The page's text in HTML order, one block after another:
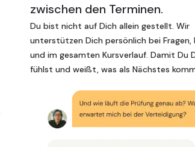
zwischen den Terminen.
Du bist nicht auf Dich allein gestellt. Wir
unterstützen Dich persönlich bei Fragen,
und im gesamten Kursverlauf. Damit Du
fühlst und weißt, was als Nächstes